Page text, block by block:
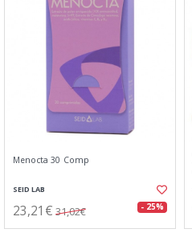
Menocta 30 Comp
SEID LAB
23,21€ 31,02€ - 25%